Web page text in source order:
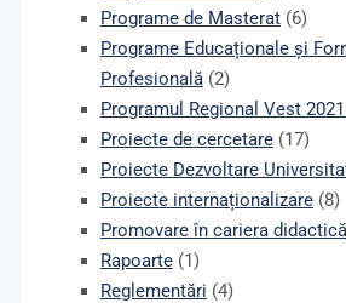
Programe de Masterat(6)
Programe Educaționale și
Profesională(2)
Programul Regional Vest
Proiecte de cercetare(17)
Proiecte Dezvoltare
Proiecte internaționalizare(8)
Promovare în cariera didactică
Rapoarte(1)
Reglementări (4)